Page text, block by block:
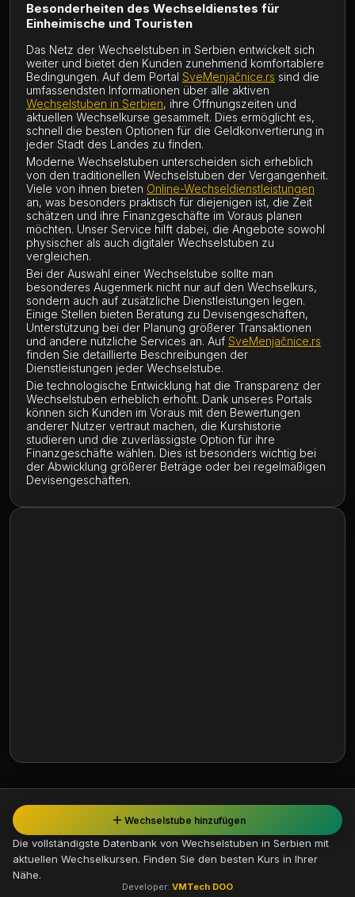
Besonderheiten des Wechseldienstes für
Einheimische und Touristen
Das Netz der Wechselstuben in Serbien entwickelt sich
weiter und bietet den Kunden zunehmend komfortablere
Bedingungen. Auf dem Portal SveMenjačnice.rs sind die
umfassendsten Informationen über alle aktiven
Wechselstuben in Serbien, ihre Öffnungszeiten und
aktuellen Wechselkurse gesammelt. Dies ermöglicht es,
schnell die besten Optionen für die Geldkonvertierung in
jeder Stadt des Landes zu finden.
Moderne Wechselstuben unterscheiden sich erheblich
von den traditionellen Wechselstuben der Vergangenheit.
Viele von ihnen bieten Online-Wechseldienstleistungen
an, was besonders praktisch für diejenigen ist, die Zeit
schätzen und ihre Finanzgeschäfte im Voraus planen
möchten. Unser Service hilft dabei, die Angebote sowohl
physischer als auch digitaler Wechselstuben zu
vergleichen.
Bei der Auswahl einer Wechselstube sollte man
besonderes Augenmerk nicht nur auf den Wechselkurs,
sondern auch auf zusätzliche Dienstleistungen legen.
Einige Stellen bieten Beratung zu Devisengeschäften,
Unterstützung bei der Planung größerer Transaktionen
und andere nützliche Services an. Auf SveMenjačnice.rs
finden Sie detaillierte Beschreibungen der
Dienstleistungen jeder Wechselstube.
Die technologische Entwicklung hat die Transparenz der
Wechselstuben erheblich erhöht. Dank unseres Portals
können sich Kunden im Voraus mit den Bewertungen
anderer Nutzer vertraut machen, die Kurshistorie
studieren und die zuverlässigste Option für ihre
Finanzgeschäfte wählen. Dies ist besonders wichtig bei
der Abwicklung größerer Beträge oder bei regelmäßigen
Devisengeschäften.
Die vollständigste Datenbank von Wechselstuben in Serbien mit
aktuellen Wechselkursen. Finden Sie den besten Kurs in Ihrer
Nähe.
Developer: VMTech DOO
Wechselstube hinzufügen